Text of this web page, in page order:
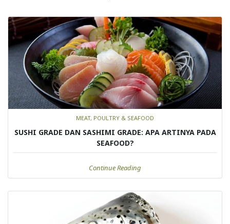
MEAT, POULTRY & SEAFOOD
SUSHI GRADE DAN SASHIMI GRADE: APA ARTINYA PADA
SEAFOOD?
Continue Reading